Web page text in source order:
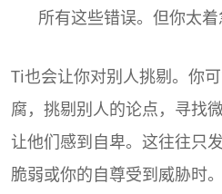
所有这些错误。但你太
Ti也会让你对别人挑剔。你
腐，挑剔别人的论点，寻找
让他们感到自卑。这往往只
脆弱或你的自尊受到威胁时